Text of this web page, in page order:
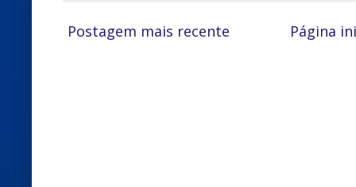
Postagem mais recente Página